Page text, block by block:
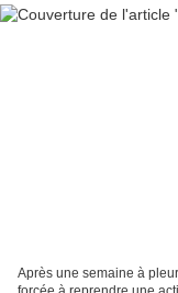
Après une semaine à